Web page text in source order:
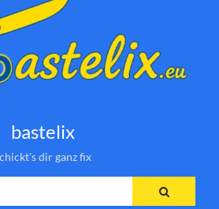
bastelix
dir ganz fix